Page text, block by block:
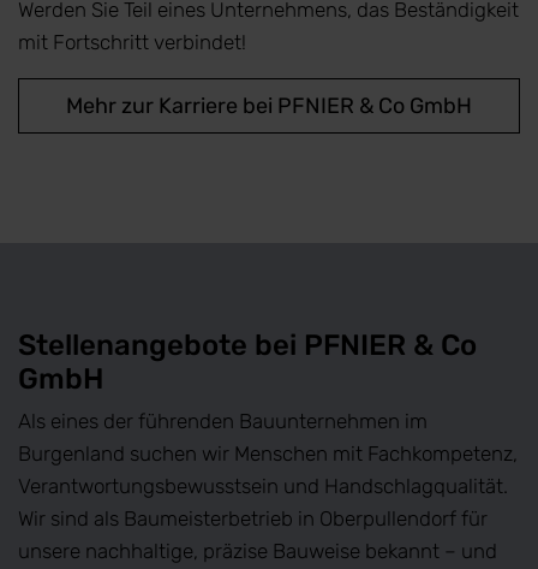
Werden Sie Teil eines Unternehmens, das Beständigkeit
mit Fortschritt verbindet!
Mehr zur Karriere bei PFNIER & Co GmbH
Stellenangebote bei PFNIER & Co
GmbH
Als eines der führenden Bauunternehmen im
Burgenland suchen wir Menschen mit Fachkompetenz,
Verantwortungsbewusstsein und Handschlagqualität.
Wir sind als Baumeisterbetrieb in Oberpullendorf für
unsere nachhaltige, präzise Bauweise bekannt – und